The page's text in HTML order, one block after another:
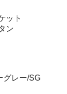
ット
ン
グレー/SG